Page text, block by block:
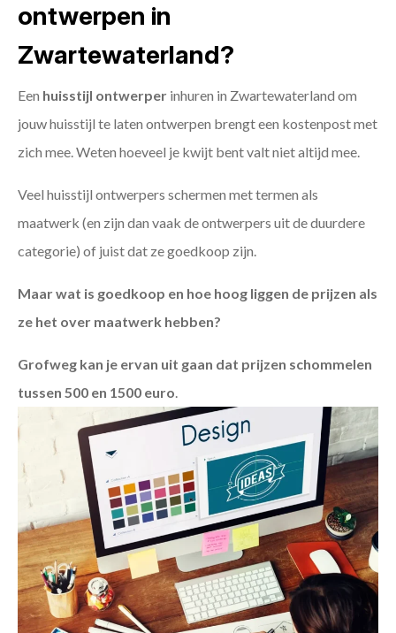
ontwerpen in
Zwartewaterland?
Een huisstijl ontwerper inhuren in Zwartewaterland om
jouw huisstijl te laten ontwerpen brengt een kostenpost met
zich mee. Weten hoeveel je kwijt bent valt niet altijd mee.
Veel huisstijl ontwerpers schermen met termen als
maatwerk (en zijn dan vaak de ontwerpers uit de duurdere
categorie) of juist dat ze goedkoop zijn.
Maar wat is goedkoop en hoe hoog liggen de prijzen als
ze het over maatwerk hebben?
Grofweg kan je ervan uit gaan dat prijzen schommelen
tussen 500 en 1500 euro.